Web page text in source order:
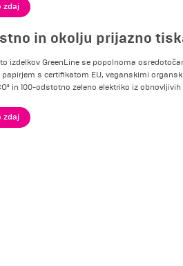
zdaj
in okolju prijazno
izdelkov GreenLine se popolnoma
papirjem s certifikatom EU, veganskimi
in 100-odstotno zeleno elektriko iz obnovljivih
zdaj